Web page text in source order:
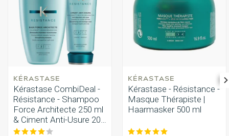
KÉRASTASE
Kérastase CombiDeal -
Résistance - Shampoo
Force Architecte 250 ml
& Ciment Anti-Usure 200
ml
KÉRASTASE
Kérastase - Résistance -
Masque Thérapiste |
Haarmasker 500 ml